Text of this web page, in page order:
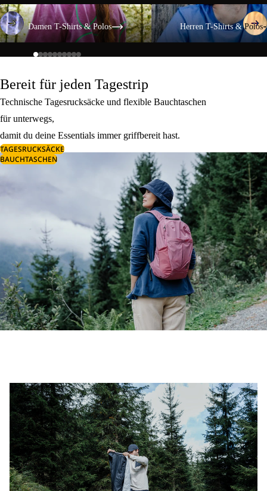
Damen T-Shirts & Polos
Damen T-Shirts & Polos
Herren T-Shirts & Polos
Herren T-Shirts & Polos
Bereit für jeden Tagestrip
Technische Tagesrucksäcke und flexible Bauchtaschen
für unterwegs,
damit du deine Essentials immer griffbereit hast.
TAGESRUCKSÄCKE
BAUCHTASCHEN